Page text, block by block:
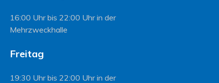
16:00 Uhr bis 22:00 Uhr in der
Mehrzweckhalle
Freitag
19:30 Uhr bis 22:00 Uhr in der